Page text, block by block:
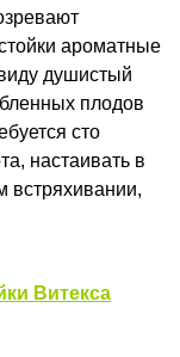
ароматные
душистый
плодов
сто
настаивать в
встряхивании,
Витекса